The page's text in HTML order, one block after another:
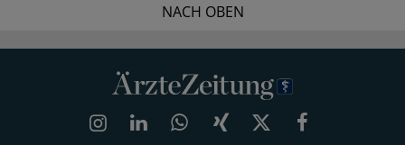
NACH OBEN